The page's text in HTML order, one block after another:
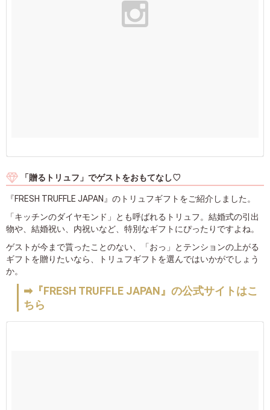
「贈るトリュフ」でゲストをおもてなし♡
『FRESH TRUFFLE JAPAN』のトリュフギフトをご紹介しました。
「キッチンのダイヤモンド」とも呼ばれるトリュフ。結婚式の引出
物や、結婚祝い、内祝いなど、特別なギフトにぴったりですよね。
ゲストが今まで貰ったことのない、「おっ」とテンションの上がる
ギフトを贈りたいなら、トリュフギフトを選んではいかがでしょう
か。
➡『FRESH TRUFFLE JAPAN』の公式サイトはこ
ちら